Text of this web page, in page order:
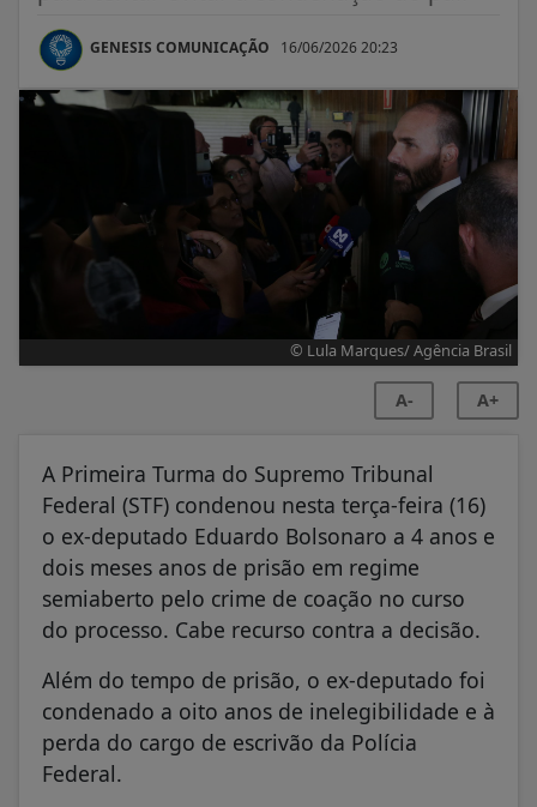
GENESIS COMUNICAÇÃO 16/06/2026 20:23
© Lula Marques/ Agência Brasil
A- A+
A Primeira Turma do Supremo Tribunal
Federal (STF) condenou nesta terça-feira (16)
o ex-deputado Eduardo Bolsonaro a 4 anos e
dois meses anos de prisão em regime
semiaberto pelo crime de coação no curso
do processo. Cabe recurso contra a decisão.
Além do tempo de prisão, o ex-deputado foi
condenado a oito anos de inelegibilidade e à
perda do cargo de escrivão da Polícia
Federal.